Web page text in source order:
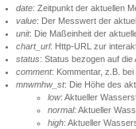
date: Zeitpunkt der aktuellen
value: Der Messwert der
unit: Die Maßeinheit der
chart_url: Http-URL zur
status: Status bezogen auf
comment: Kommentar, z.B.
mnwmhw_st: Die Höhe des
low: Aktueller
normal: Aktueller
high: Aktueller